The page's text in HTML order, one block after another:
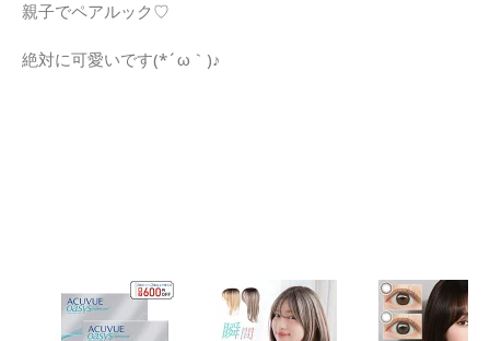
親子でペアルック♡
絶対に可愛いです(*´ω｀)♪